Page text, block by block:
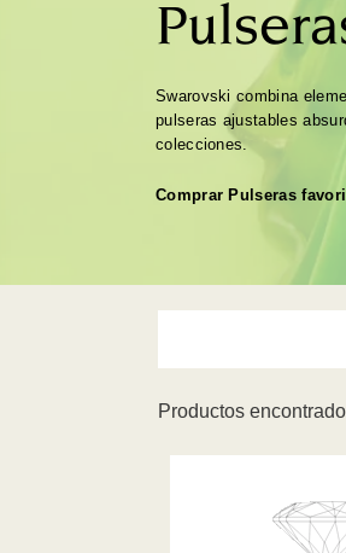
Swarovski combina
pulseras ajustables
colecciones.
Comprar Pulseras
Productos